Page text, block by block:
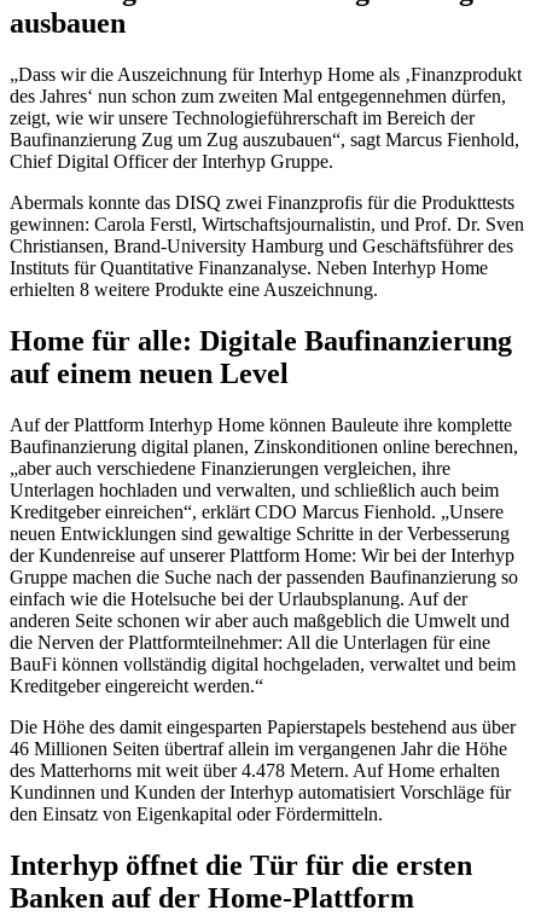
ausbauen
Dass wir die Auszeichnung für Interhyp Home als ‚Finanzprodukt
des Jahres‘ nun schon zum zweiten Mal entgegennehmen dürfen,
zeigt, wie wir unsere Technologieführerschaft im Bereich der
Baufinanzierung Zug um Zug auszubauen , sagt Marcus Fienhold,
Chief Digital Officer der Interhyp Gruppe.
Abermals konnte das DISQ zwei Finanzprofis für die Produkttests
gewinnen: Carola Ferstl, Wirtschaftsjournalistin, und Prof. Dr. Sven
Christiansen, Brand-University Hamburg und Geschäftsführer des
Instituts für Quantitative Finanzanalyse. Neben Interhyp Home
erhielten 8 weitere Produkte eine Auszeichnung.
Home für alle: Digitale Baufinanzierung
auf einem neuen Level
Auf der Plattform Interhyp Home können Bauleute ihre komplette
Baufinanzierung digital planen, Zinskonditionen online berechnen,
aber auch verschiedene Finanzierungen vergleichen, ihre
Unterlagen hochladen und verwalten, und schließlich auch beim
Kreditgeber einreichen , erklärt CDO Marcus Fienhold.
Unsere
neuen Entwicklungen sind gewaltige Schritte in der Verbesserung
der Kundenreise auf unserer Plattform Home: Wir bei der Interhyp
Gruppe machen die Suche nach der passenden Baufinanzierung so
einfach wie die Hotelsuche bei der Urlaubsplanung. Auf der
anderen Seite schonen wir aber auch maßgeblich die Umwelt und
die Nerven der Plattformteilnehmer: All die Unterlagen für eine
BauFi können vollständig digital hochgeladen, verwaltet und beim
Kreditgeber eingereicht werden.
Die Höhe des damit eingesparten Papierstapels bestehend aus über
46 Millionen Seiten übertraf allein im vergangenen Jahr die Höhe
des Matterhorns mit weit über 4.478 Metern. Auf Home erhalten
Kundinnen und Kunden der Interhyp automatisiert Vorschläge für
den Einsatz von Eigenkapital oder Fördermitteln.
Interhyp öffnet die Tür für die ersten
Banken auf der Home-Plattform